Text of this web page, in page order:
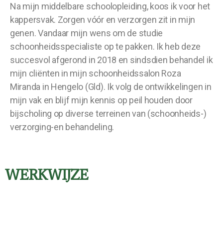
Na mijn middelbare schoolopleiding, koos ik voor het
kappersvak. Zorgen vóór en verzorgen zit in mijn
genen. Vandaar mijn wens om de studie
schoonheidsspecialiste op te pakken. Ik heb deze
succesvol afgerond in 2018 en sindsdien behandel ik
mijn cliënten in mijn schoonheidssalon Roza
Miranda in Hengelo (Gld). Ik volg de ontwikkelingen in
mijn vak en blijf mijn kennis op peil houden door
bijscholing op diverse terreinen van (schoonheids-)
verzorging-en behandeling.
WERKWIJZE